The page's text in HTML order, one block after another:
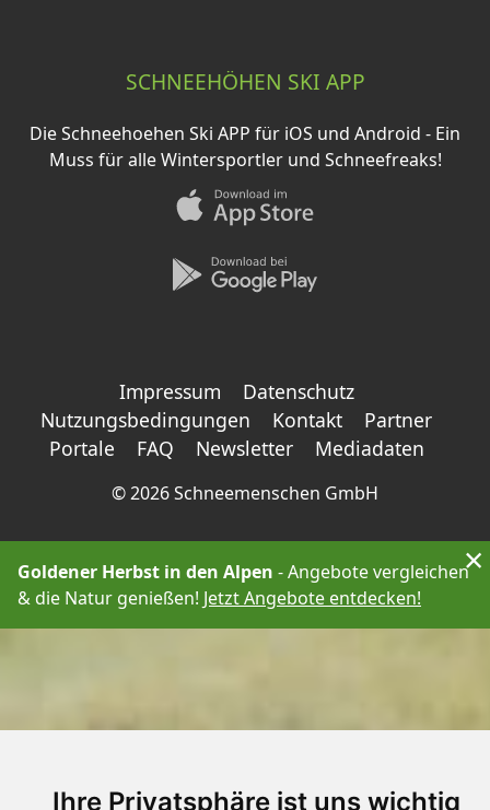
Ihre Privatsphäre ist uns wichtig
SCHNEEHÖHEN SKI APP
Die Schneehoehen Ski APP für iOS und Android - Ein
Muss für alle Wintersportler und Schneefreaks!
Impressum
Datenschutz
Nutzungsbedingungen
Kontakt
Partner
Portale
FAQ Newsletter Mediadaten
©2026 Schneemenschen GmbH
Goldener Herbst in den Alpen - Angebote vergleichen
& die Natur genießen! Jetzt Angebote entdecken!
×